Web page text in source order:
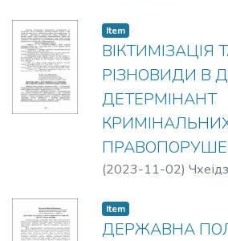
Item
ВІКТИМІЗАЦІЯ
РІЗНОВИДИ В
ДЕТЕРМІНАНТ
(2023-11-02)
Item
ДЕРЖАВНА